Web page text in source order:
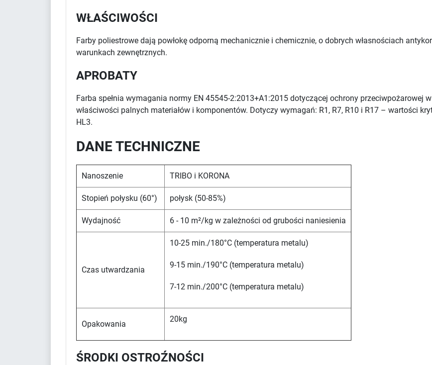
WŁAŚCIWOŚCI
Farby poliestrowe dają powłokę odporną mechanicznie i chemicznie, o dobrych własnościach
warunkach zewnętrznych.
APROBATY
Farba spełnia wymagania normy EN 45545-2:2013+A1:2015 dotyczącej ochrony przeciwpożarowej
właściwości palnych materiałów i komponentów. Dotyczy wymagań: R1, R7, R10 i R17 – wartości
HL3.
DANE TECHNICZNE
Nanoszenie TRIBO i KORONA
Stopień połysku (60°) połysk (50-85%)
Wydajność 6 - 10 m²/kg w zależności od grubości naniesienia
Czas utwardzania
10-25 min./180°C (temperatura metalu)
9-15 min./190°C (temperatura metalu)
7-12 min./200°C (temperatura metalu)
Opakowania
20kg
ŚRODKI OSTROŹNOŚCI